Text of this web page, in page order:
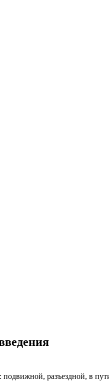
разъездной, в